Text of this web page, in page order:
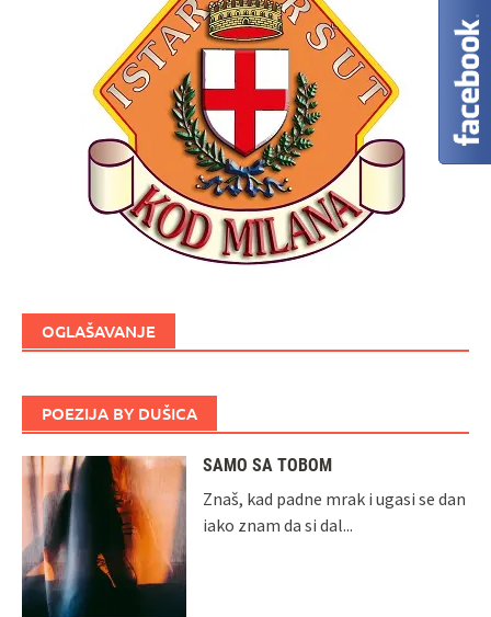
OGLAŠAVANJE
POEZIJA BY DUŠICA
SAMO SA TOBOM
Znaš, kad padne mrak i ugasi se dan
iako znam da si dal...